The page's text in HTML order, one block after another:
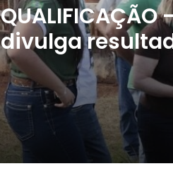
QUALIFICAÇÃO
divulga
seleção da
do Agro é